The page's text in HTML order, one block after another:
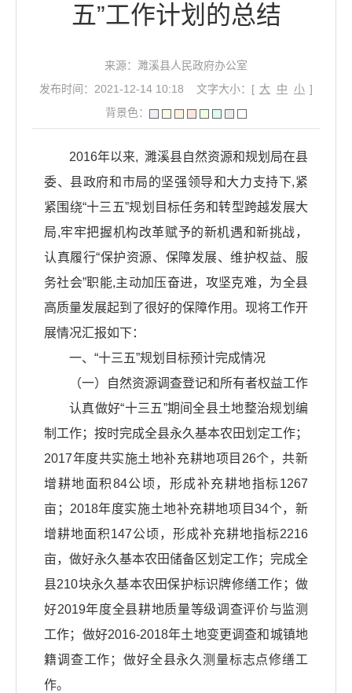
五”工作计划的总结
来源：濉溪县人民政府办公室
发布时间：2021-12-14 10:18
文字大小：[ 大 中 小 ]
背景色：
2016年以来, 濉溪县自然资源和规划局在县
委、县政府和市局的坚强领导和大力支持下,紧
紧围绕“十三五”规划目标任务和转型跨越发展大
局,牢牢把握机构改革赋予的新机遇和新挑战，
认真履行“保护资源、保障发展、维护权益、服
务社会”职能,主动加压奋进，攻坚克难，为全县
高质量发展起到了很好的保障作用。现将工作开
展情况汇报如下：
一、“十三五”规划目标预计完成情况
（一）自然资源调查登记和所有者权益工作
认真做好“十三五”期间全县土地整治规划编
制工作；按时完成全县永久基本农田划定工作；
2017年度共实施土地补充耕地项目26个，共新
增耕地面积84公顷，形成补充耕地指标1267
亩；2018年度实施土地补充耕地项目34个，新
增耕地面积147公顷，形成补充耕地指标2216
亩，做好永久基本农田储备区划定工作；完成全
县210块永久基本农田保护标识牌修缮工作；做
好2019年度全县耕地质量等级调查评价与监测
工作；做好2016-2018年土地变更调查和城镇地
籍调查工作；做好全县永久测量标志点修缮工
作。